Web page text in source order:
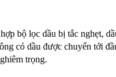
bộ lọc dầu bị tắc nghẹt,
có dầu được chuyển tới
trọng.